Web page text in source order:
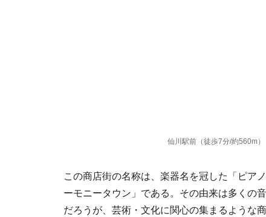
仙川駅前（徒歩7分/約560m）
この商店街の名称は、楽器名を冠した「ピア
ーモニータウン」である。その由来は多くの
だろうが、芸術・文化に関心の集まるような